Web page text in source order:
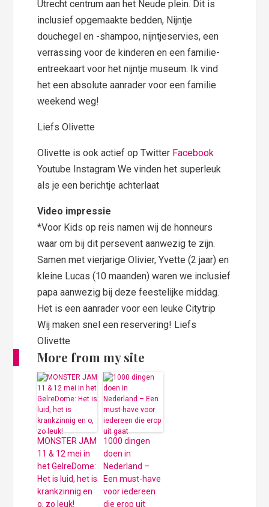
Utrecht centrum aan het Neude plein. Dit is
inclusief opgemaakte bedden, Nijntje
douchegel en -shampoo, nijntjeservies, een
verrassing voor de kinderen en een familie-
entreekaart voor het nijntje museum. Ik vind
het een absolute aanrader voor een familie
weekend weg!
Liefs Olivette
Olivette is ook actief op Twitter Facebook
Youtube Instagram We vinden het superleuk
als je een berichtje achterlaat
Video impressie
*Voor Kids op reis namen wij de honneurs
waar om bij dit persevent aanwezig te zijn.
Samen met vierjarige Olivier, Yvette (2 jaar) en
kleine Lucas (10 maanden) waren we inclusief
papa aanwezig bij deze feestelijke middag.
Het is een aanrader voor een leuke Citytrip
Wij maken snel een reservering! Liefs
Olivette
More from my site
MONSTER JAM
11 & 12 mei in
het GelreDome:
Het is luid, het is
krankzinnig en
o, zo leuk!
1000 dingen
doen in
Nederland –
Een must-have
voor iedereen
die erop uit